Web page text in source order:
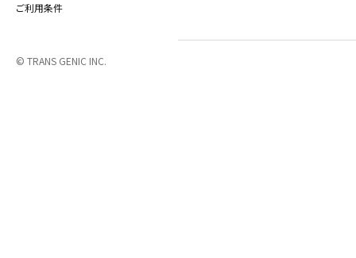
ご利用条件
© TRANS GENIC INC.